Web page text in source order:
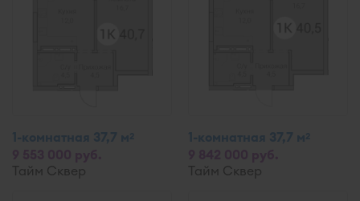
1-комнатная 37,7 м2
Тайм Сквер
1-комнатная 37,7 м2
Тайм Сквер